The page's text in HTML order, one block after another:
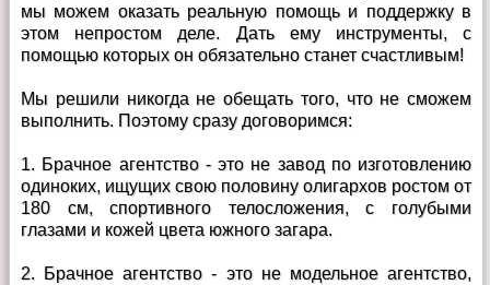
мы можем оказать реальную помощь и поддержку в
этом непростом деле. Дать ему инструменты, с
помощью которых он обязательно станет счастливым!
Мы решили никогда не обещать того, что не сможем
выполнить. Поэтому сразу договоримся:
1. Брачное агентство - это не завод по изготовлению
одиноких, ищущих свою половину олигархов ростом от
180 см, спортивного телосложения, с голубыми
глазами и кожей цвета южного загара.
2. Брачное агентство - это не модельное агентство,